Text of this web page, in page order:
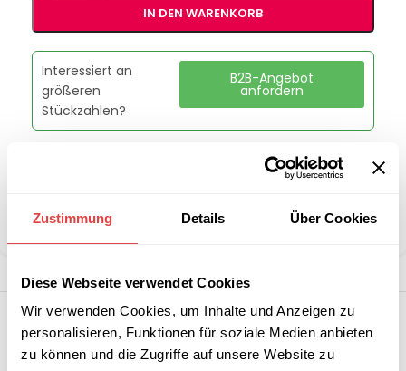
Zustimmung Details Über Cookies
Diese Webseite verwendet Cookies
Wir verwenden Cookies, um Inhalte und Anzeigen zu
personalisieren, Funktionen für soziale Medien anbieten
zu können und die Zugriffe auf unsere Website zu
IN DEN WARENKORB
Interessiert an
größeren
Stückzahlen?
B2B-Angebot
anfordern
Teilen: